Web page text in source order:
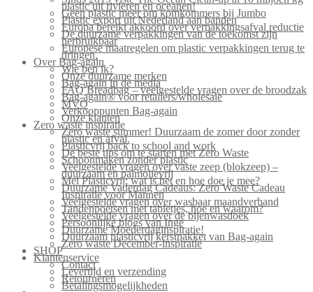
plastic uit rivieren en oceanen!
Geen plastic meer om komkommers bij Jumbo
Plastic export uit Nederland aan banden
Europa bereikt akkoord over verpakkingsafval reductie
De duurzame verpakkingen van de toekomst zijn
herbruikbaar
Europese maatregelen om plastic verpakkingen terug te
dringen.
Over Bag-again
Wie ben ik?
Onze duurzame merken
Bag-again in de media
FAQ Breadbag – veelgestelde vragen over de broodzak
Bag-again® voor retailers/wholesale
MVO
Verkooppunten Bag-again
Onze klanten
Zero waste inspiratie
Zero waste summer! Duurzaam de zomer door zonder
plastic en afval.
Plasticvrij back to school and work
De beste tips om te starten met Zero Waste
Schoonmaken zonder plastic
Veelgestelde vragen over vaste zeep (blokzeep) –
duurzaam en palmolievrij
Mei Plasticvrij: wat is het en hoe doe je mee?
Duurzame Vaderdag Cadeaus: Zero Waste Cadeau
Inspiratie voor Mannen
Veelgestelde vragen over wasbaar maandverband
Tandenpoetsen met tabletjes, hoe en waarom?
Veelgestelde vragen over de bijenwasdoek
Persoonlijke blogs van Inge
Duurzame Moederdaginspiratie!
Duurzaam plasticvrij kerstpakket van Bag-again
Zero waste December-inspiratie
SHOP
Klantenservice
Contact
Levertijd en verzending
Retourneren
Betalingsmogelijkheden